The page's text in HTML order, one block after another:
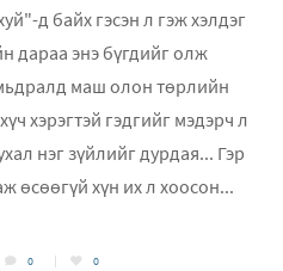
д байх гэсэн л гэж хэлдэг
дараа энэ бүгдийг олж
маш олон төрлийн
хэрэгтэй гэдгийг мэдэрч л
нэг зүйлийг дурдая... Гэр
өсөөгүй хүн их л хоосон...
0 0